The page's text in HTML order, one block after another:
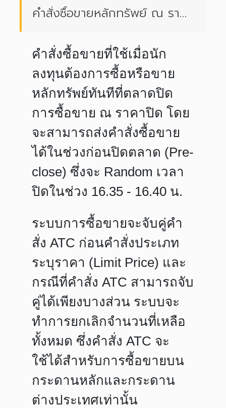
(ATC)
คำสั่งซื้อขายหลักทรัพย์ ณ ราคา
คำสั่งซื้อขายที่ใช้เมื่อนัก
ลงทุนต้องการซื้อหรือขาย
หลักทรัพย์ทันทีที่ตลาดปิด
การซื้อขาย ณ ราคาปิด โดย
จะสามารถส่งคำสั่งซื้อขาย
ได้ในช่วงก่อนปิดตลาด (Pre-
close) ซึ่งจะ Random เวลา
ปิดในช่วง 16.35 - 16.40 น.
ระบบการซื้อขายจะจับคู่คำ
สั่ง ATC ก่อนคำสั่งประเภท
ระบุราคา (Limit Price) และ
กรณีที่คำสั่ง ATC สามารถจับ
คู่ได้เพียงบางส่วน ระบบจะ
ทำการยกเลิกจำนวนที่เหลือ
ทั้งหมด ซึ่งคำสั่ง ATC จะ
ใช้ได้สำหรับการซื้อขายบน
กระดานหลักและกระดาน
ต่างประเทศเท่านั้น